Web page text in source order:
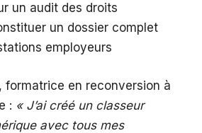
un audit des droits
un dossier complet
employeurs
formatrice en reconversion à
: « J’ai créé un classeur
avec tous mes